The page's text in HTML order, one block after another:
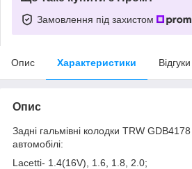
Замовлення під захистом
Опис Характеристики
Опис
Задні гальмівні колодки TRW
автомобілі:
Lacetti- 1.4(16V), 1.6, 1.8, 2.0;